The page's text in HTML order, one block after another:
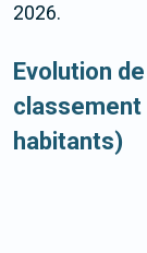
2026.
Evolution
classement
habitants)